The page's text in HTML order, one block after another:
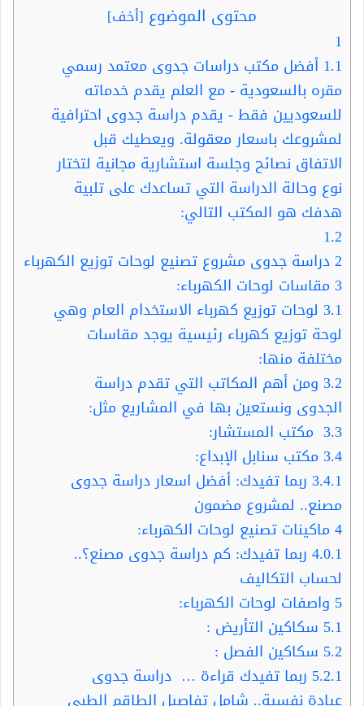
محتوى الموضوع [أخف]
1
1.1 أفضل مكتب دراسات جدوى معتمد رسمي
مقره بالسعودية - مع العلم يقدم خدماته
للسعوديين فقط - يقدم دراسة جدوى احترافية
لمشروعك باسعار معقولة. ويعطيك قبل
الاتفاق نصائح وجلسة استشارية مجانية لتختار
نوع وحالة الدراسة التي تساعدك على تلبية
هدفك هو المكتب التالي:
1.2
2دراسة جدوى مشروع تصنيع لوحات توزيع الكهرباء
3مقاسات لوحات الكهرباء:
3.1 لوحات توزيع كهرباء الاستخدام العام وهي
لوحة توزيع كهرباء رئيسية يوجد مقاسات
مختلفة منها:
3.2 ومن أهم المكاتب التي تقدم دراسة
الجدوى ونستعين بها في المشاريع مثل:
3.3 مكتب المستشار:
3.4مكتب سنابل الإبداع:
3.4.1 ربما تفيدك: أفضل اسعار دراسة جدوى
مصنع.. لمشروع مضمون
4ماكينات تصنيع لوحات الكهرباء:
4.0.1 ربما تفيدك: كم دراسة جدوى مصنع؟..
لحساب التكاليف
5 واصفات لوحات الكهرباء:
5.1 سكاكين التأريض :
5.2 سكاكين الفصل :
5.2.1 ربما تفيدك قراءة … دراسة جدوى
عيادة نفسية.. شامل تفاصيل الطاقم الطبي